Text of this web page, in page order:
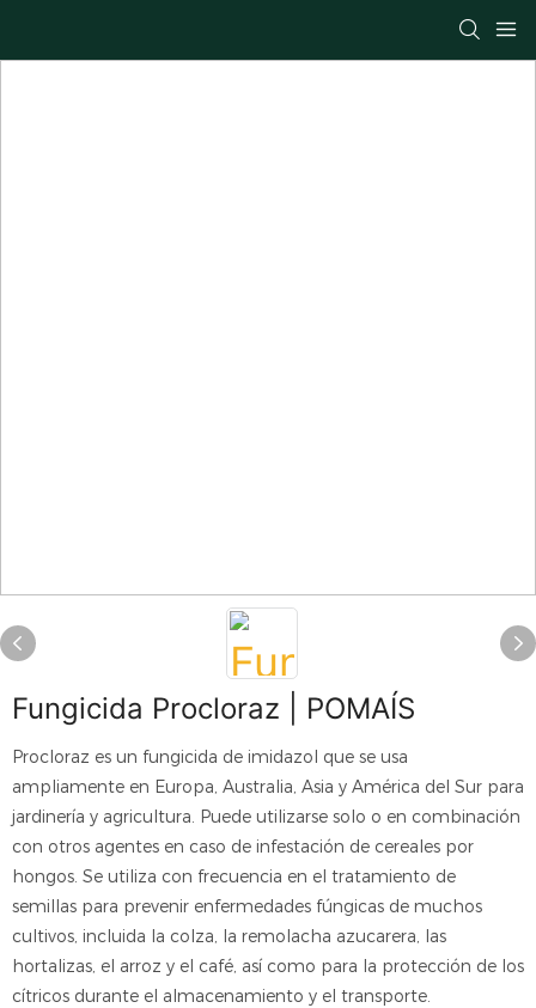
Fungicida Procloraz | POMAÍS
Procloraz es un fungicida de imidazol que se usa
ampliamente en Europa, Australia, Asia y América del Sur para
jardinería y agricultura. Puede utilizarse solo o en combinación
con otros agentes en caso de infestación de cereales por
hongos. Se utiliza con frecuencia en el tratamiento de
semillas para prevenir enfermedades fúngicas de muchos
cultivos, incluida la colza, la remolacha azucarera, las
hortalizas, el arroz y el café, así como para la protección de los
cítricos durante el almacenamiento y el transporte.